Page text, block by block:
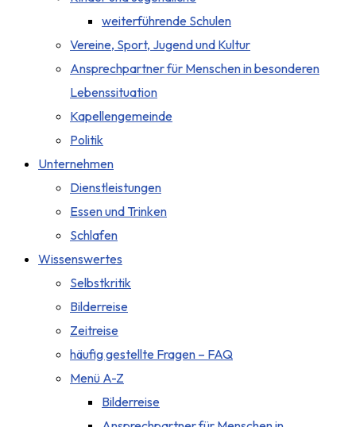
weiterführende Schulen
Vereine, Sport, Jugend und Kultur
Ansprechpartner für Menschen in besonderen
Lebenssituation
Kapellengemeinde
Politik
Unternehmen
Dienstleistungen
Essen und Trinken
Schlafen
Wissenswertes
Selbstkritik
Bilderreise
Zeitreise
häufig gestellte Fragen – FAQ
Menü A-Z
Bilderreise